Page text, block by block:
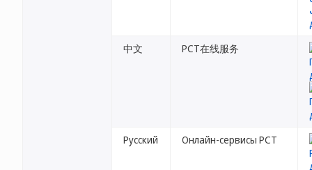
中文 PCT在线服务
Русский Онлайн-сервисы PCT